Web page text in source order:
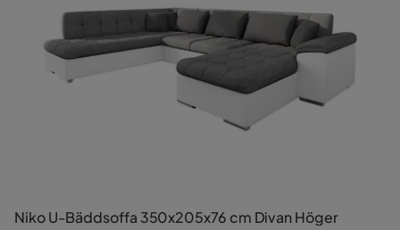
Niko U-Bäddsoffa 350x205x76 cm Divan Höger